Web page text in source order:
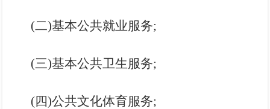
(二)基本公共就业服务;
(三)基本公共卫生服务;
(四)公共文化体育服务;